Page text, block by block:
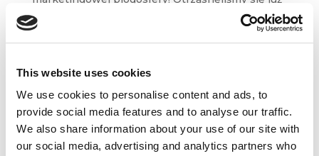
This website uses cookies
We use cookies to personalise content and ads, to
provide social media features and to analyse our traffic.
We also share information about your use of our site with
our social media, advertising and analytics partners who
z podsumowań minionych miesięcy i prognoz
na kolejne, dlatego czas na wyłącznie